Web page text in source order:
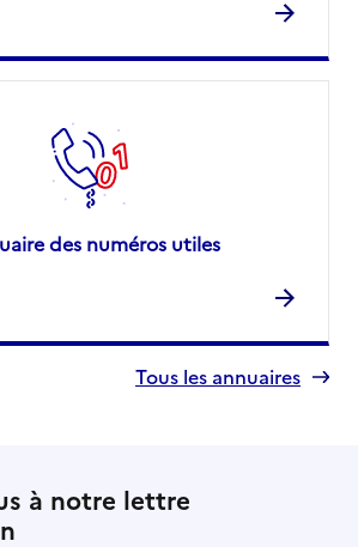
des numéros utiles
Tous les annuaires
à notre lettre